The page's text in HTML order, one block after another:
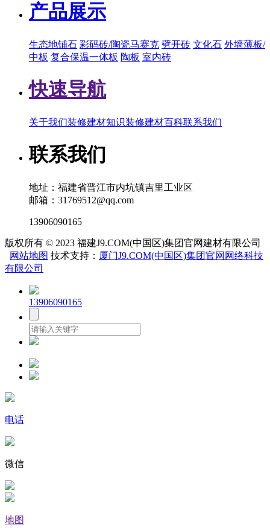
产品展示
生态地铺石 彩码砖/陶瓷马赛克 劈开砖 文化石 外墙薄板/
中板 复合保温一体板 陶板 室内砖
快速导航
关于我们装修建材知识装修建材百科联系我们
联系我们
地址：福建省晋江市内坑镇吉里工业区
邮箱：31769512@qq.com
13906090165
版权所有 © 2023 福建J9.COM(中国区)集团官网建材有限公司
网站地图 技术支持： 厦门J9.COM(中国区)集团官网网络科技
有限公司
13906090165
电话
微信
地图